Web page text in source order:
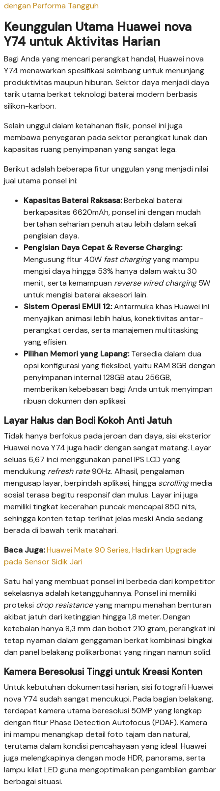
dengan Performa Tangguh
Keunggulan Utama Huawei nova
Y74 untuk Aktivitas Harian
Bagi Anda yang mencari perangkat handal, Huawei nova
Y74 menawarkan spesifikasi seimbang untuk menunjang
produktivitas maupun hiburan. Sektor daya menjadi daya
tarik utama berkat teknologi baterai modern berbasis
silikon-karbon.
Selain unggul dalam ketahanan fisik, ponsel ini juga
membawa penyegaran pada sektor perangkat lunak dan
kapasitas ruang penyimpanan yang sangat lega.
Berikut adalah beberapa fitur unggulan yang menjadi nilai
jual utama ponsel ini:
Kapasitas Baterai Raksasa:Berbekal baterai
berkapasitas 6620mAh, ponsel ini dengan mudah
bertahan seharian penuh atau lebih dalam sekali
pengisian daya.
Pengisian Daya Cepat & Reverse Charging:
Mengusung fitur 40W fast chargingyang mampu
mengisi daya hingga 53% hanya dalam waktu 30
menit, serta kemampuan reverse wired charging5W
untuk mengisi baterai aksesori lain.
Sistem Operasi EMUI 12:Antarmuka khas Huawei ini
menyajikan animasi lebih halus, konektivitas antar-
perangkat cerdas, serta manajemen multitasking
yang efisien.
Pilihan Memori yang Lapang:Tersedia dalam dua
opsi konfigurasi yang fleksibel, yaitu RAM 8GB dengan
penyimpanan internal 128GB atau 256GB,
memberikan kebebasan bagi Anda untuk menyimpan
ribuan dokumen dan aplikasi.
Layar Halus dan Bodi Kokoh Anti Jatuh
Tidak hanya berfokus pada jeroan dan daya, sisi eksterior
Huawei nova Y74 juga hadir dengan sangat matang. Layar
seluas 6,67 inci menggunakan panel IPS LCD yang
mendukung refresh rate90Hz. Alhasil, pengalaman
mengusap layar, berpindah aplikasi, hingga scrollingmedia
sosial terasa begitu responsif dan mulus. Layar ini juga
memiliki tingkat kecerahan puncak mencapai 850 nits,
sehingga konten tetap terlihat jelas meski Anda sedang
berada di bawah terik matahari.
Baca Juga:Huawei Mate 90 Series, Hadirkan Upgrade
pada Sensor Sidik Jari
Satu hal yang membuat ponsel ini berbeda dari kompetitor
sekelasnya adalah ketangguhannya. Ponsel ini memiliki
proteksi drop resistanceyang mampu menahan benturan
akibat jatuh dari ketinggian hingga 1,8 meter. Dengan
ketebalan hanya 8,3 mm dan bobot 210 gram, perangkat ini
tetap nyaman dalam genggaman berkat kombinasi bingkai
dan panel belakang polikarbonat yang ringan namun solid.
Kamera Beresolusi Tinggi untuk Kreasi Konten
Untuk kebutuhan dokumentasi harian, sisi fotografi Huawei
nova Y74 sudah sangat mencukupi. Pada bagian belakang,
terdapat kamera utama beresolusi 50MP yang lengkap
dengan fitur Phase Detection Autofocus (PDAF). Kamera
ini mampu menangkap detail foto tajam dan natural,
terutama dalam kondisi pencahayaan yang ideal. Huawei
juga melengkapinya dengan mode HDR, panorama, serta
lampu kilat LED guna mengoptimalkan pengambilan gambar
berbagai situasi.